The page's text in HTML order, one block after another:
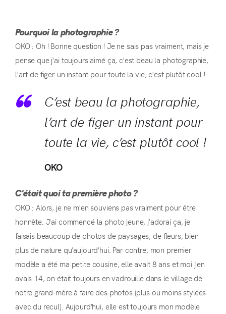
Pourquoi la photographie ?
OKO : Oh ! Bonne question ! Je ne sais pas vraiment, mais je
pense que j'ai toujours aimé ça, c'est beau la photographie,
l'art de figer un instant pour toute la vie, c'est plutôt cool !
C’est beau la photographie,
l’art de figer un instant pour
toute la vie, c’est plutôt cool !
OKO
C'était quoi ta première photo ?
OKO : Alors, je ne m'en souviens pas vraiment pour être
honnête. J'ai commencé la photo jeune, j'adorai ça, je
faisais beaucoup de photos de paysages, de fleurs, bien
plus de nature qu'aujourd'hui. Par contre, mon premier
modèle a été ma petite cousine, elle avait 8 ans et moi j'en
avais 14, on était toujours en vadrouille dans le village de
notre grand-mère à faire des photos (plus ou moins stylées
avec du recul). Aujourd'hui, elle est toujours mon modèle